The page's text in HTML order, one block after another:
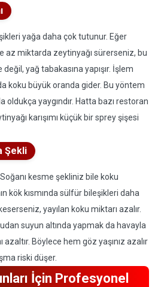
yağa daha çok tutunur. Eğer
az miktarda zeytinyağı sürerseniz, bu
yağ tabakasına yapışır. İşlem
koku büyük oranda gider. Bu yöntem
oldukça yaygındır. Hatta bazı restoran
karışımı küçük bir sprey şişesi
Şekli
kesme şekliniz bile koku
kök kısmında sülfür bileşikleri daha
yayılan koku miktarı azalır.
suyun altında yapmak da havayla
Böylece hem göz yaşınız azalır
riski düşer.
İçin Profesyonel